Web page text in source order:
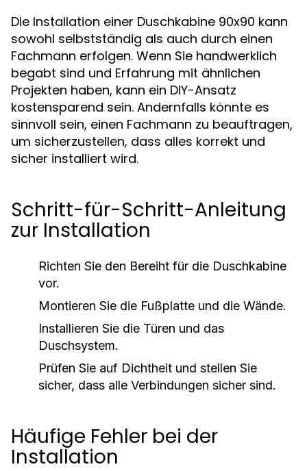
Die Installation einer Duschkabine 90x90 kann
sowohl selbstständig als auch durch einen
Fachmann erfolgen. Wenn Sie handwerklich
begabt sind und Erfahrung mit ähnlichen
Projekten haben, kann ein DIY-Ansatz
kostensparend sein. Andernfalls könnte es
sinnvoll sein, einen Fachmann zu beauftragen,
um sicherzustellen, dass alles korrekt und
sicher installiert wird.
Schritt-für-Schritt-Anleitung
zur Installation
Richten Sie den Bereiht für die Duschkabine
vor.
Montieren Sie die Fußplatte und die Wände.
Installieren Sie die Türen und das
Duschsystem.
Prüfen Sie auf Dichtheit und stellen Sie
sicher, dass alle Verbindungen sicher sind.
Häufige Fehler bei der
Installation